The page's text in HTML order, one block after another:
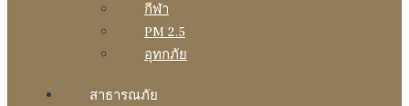
กีฬา
PM 2.5
อุทกภัย
สาธารณภัย